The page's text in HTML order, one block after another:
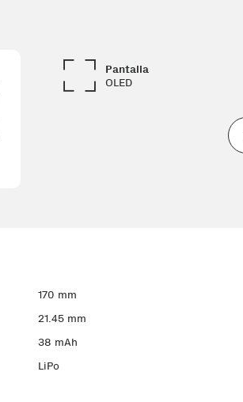
Pantalla
OLED
170 mm
21.45 mm
38 mAh
LiPo